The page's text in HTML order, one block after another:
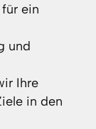
ein
und
Ihre
in den